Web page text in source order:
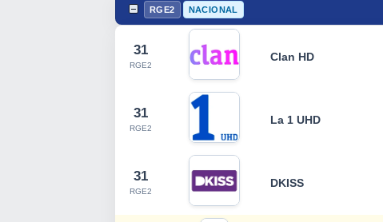
RGE2 NACIONAL
31
RGE2
Clan HD
31
RGE2
La 1 UHD
31
RGE2
DKISS